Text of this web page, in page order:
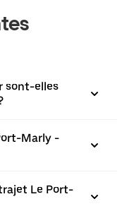
sont-elles
Marly -
Le Port-